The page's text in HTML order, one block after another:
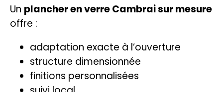
Un plancher en verre Cambrai sur mesure
offre :
adaptation exacte à l’ouverture
structure dimensionnée
finitions personnalisées